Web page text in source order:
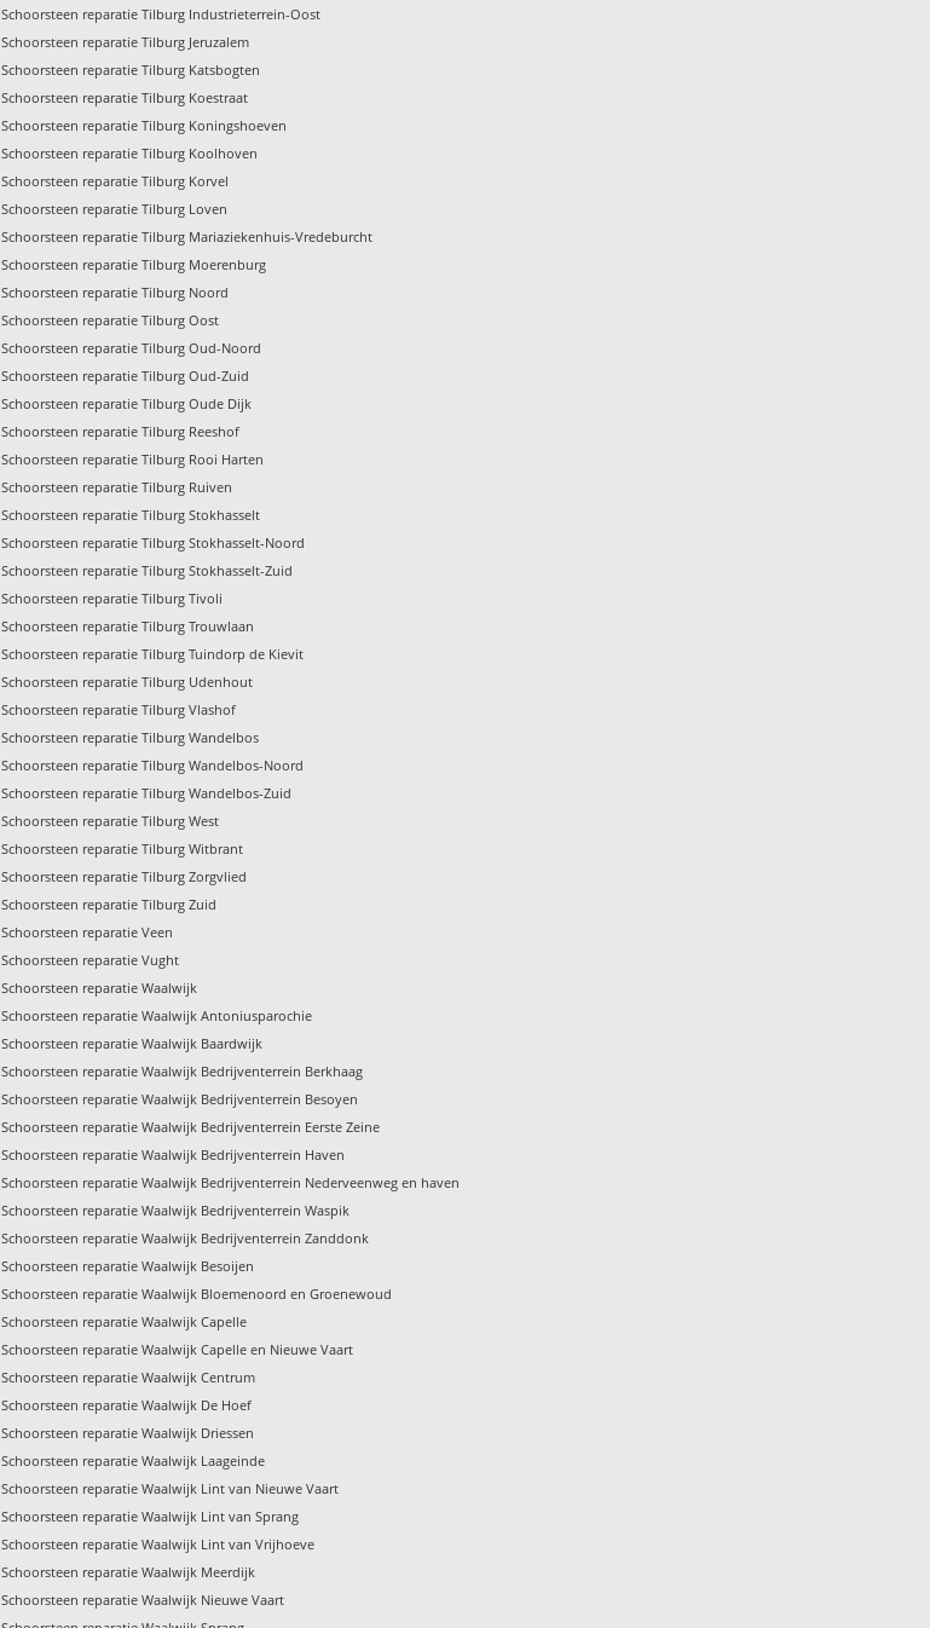
Schoorsteen reparatie Tilburg Industrieterrein-Oost
Schoorsteen reparatie Tilburg Jeruzalem
Schoorsteen reparatie Tilburg Katsbogten
Schoorsteen reparatie Tilburg Koestraat
Schoorsteen reparatie Tilburg Koningshoeven
Schoorsteen reparatie Tilburg Koolhoven
Schoorsteen reparatie Tilburg Korvel
Schoorsteen reparatie Tilburg Loven
Schoorsteen reparatie Tilburg Mariaziekenhuis-Vredeburcht
Schoorsteen reparatie Tilburg Moerenburg
Schoorsteen reparatie Tilburg Noord
Schoorsteen reparatie Tilburg Oost
Schoorsteen reparatie Tilburg Oud-Noord
Schoorsteen reparatie Tilburg Oud-Zuid
Schoorsteen reparatie Tilburg Oude Dijk
Schoorsteen reparatie Tilburg Reeshof
Schoorsteen reparatie Tilburg Rooi Harten
Schoorsteen reparatie Tilburg Ruiven
Schoorsteen reparatie Tilburg Stokhasselt
Schoorsteen reparatie Tilburg Stokhasselt-Noord
Schoorsteen reparatie Tilburg Stokhasselt-Zuid
Schoorsteen reparatie Tilburg Tivoli
Schoorsteen reparatie Tilburg Trouwlaan
Schoorsteen reparatie Tilburg Tuindorp de Kievit
Schoorsteen reparatie Tilburg Udenhout
Schoorsteen reparatie Tilburg Vlashof
Schoorsteen reparatie Tilburg Wandelbos
Schoorsteen reparatie Tilburg Wandelbos-Noord
Schoorsteen reparatie Tilburg Wandelbos-Zuid
Schoorsteen reparatie Tilburg West
Schoorsteen reparatie Tilburg Witbrant
Schoorsteen reparatie Tilburg Zorgvlied
Schoorsteen reparatie Tilburg Zuid
Schoorsteen reparatie Veen
Schoorsteen reparatie Vught
Schoorsteen reparatie Waalwijk
Schoorsteen reparatie Waalwijk Antoniusparochie
Schoorsteen reparatie Waalwijk Baardwijk
Schoorsteen reparatie Waalwijk Bedrijventerrein Berkhaag
Schoorsteen reparatie Waalwijk Bedrijventerrein Besoyen
Schoorsteen reparatie Waalwijk Bedrijventerrein Eerste Zeine
Schoorsteen reparatie Waalwijk Bedrijventerrein Haven
Schoorsteen reparatie Waalwijk Bedrijventerrein Nederveenweg en haven
Schoorsteen reparatie Waalwijk Bedrijventerrein Waspik
Schoorsteen reparatie Waalwijk Bedrijventerrein Zanddonk
Schoorsteen reparatie Waalwijk Besoijen
Schoorsteen reparatie Waalwijk Bloemenoord en Groenewoud
Schoorsteen reparatie Waalwijk Capelle
Schoorsteen reparatie Waalwijk Capelle en Nieuwe Vaart
Schoorsteen reparatie Waalwijk Centrum
Schoorsteen reparatie Waalwijk De Hoef
Schoorsteen reparatie Waalwijk Driessen
Schoorsteen reparatie Waalwijk Laageinde
Schoorsteen reparatie Waalwijk Lint van Nieuwe Vaart
Schoorsteen reparatie Waalwijk Lint van Sprang
Schoorsteen reparatie Waalwijk Lint van Vrijhoeve
Schoorsteen reparatie Waalwijk Meerdijk
Schoorsteen reparatie Waalwijk Nieuwe Vaart